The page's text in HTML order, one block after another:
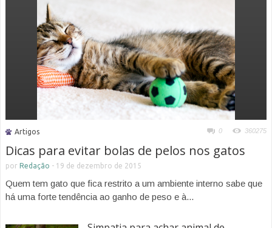
Artigos 0 360275
Dicas para evitar bolas de pelos nos gatos
por Redação - 19 de dezembro de 2015
Quem tem gato que fica restrito a um ambiente interno sabe que
há uma forte tendência ao ganho de peso e à...